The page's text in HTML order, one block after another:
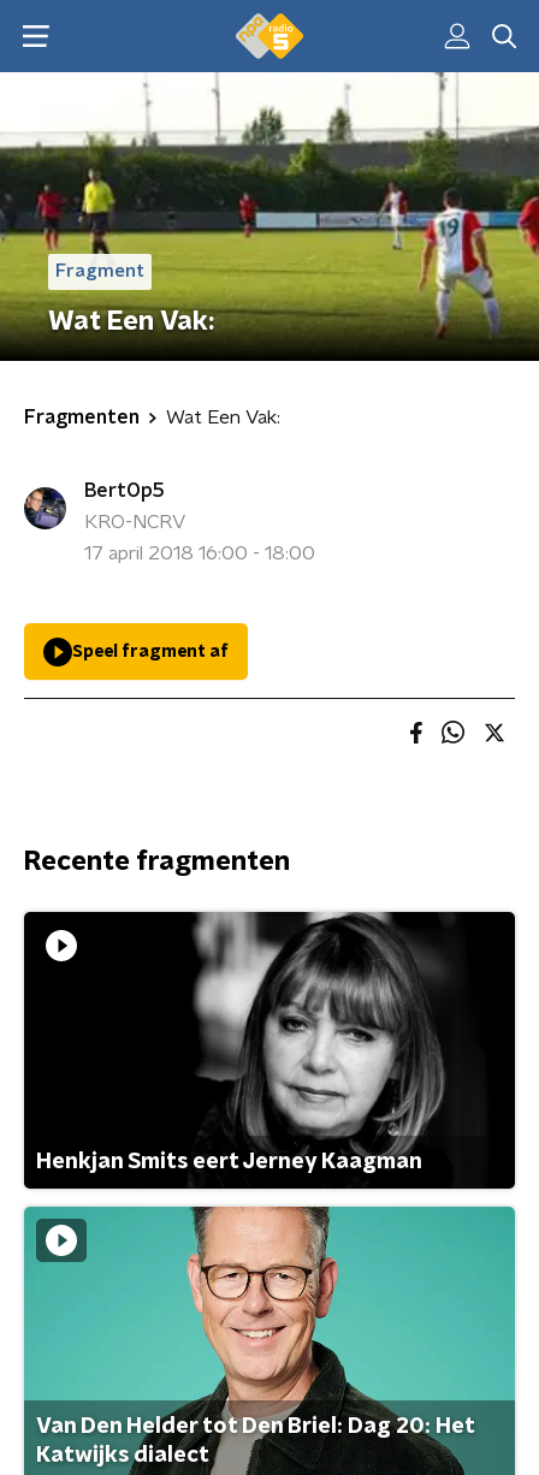
Fragment
Wat Een Vak:
Fragmenten Wat Een Vak:
BertOp5
KRO-NCRV
17 april 2018 16:00 - 18:00
Speel fragment af
Recente fragmenten
Henkjan Smits eert Jerney Kaagman
Van Den Helder tot Den Briel: Dag 20: Het
Katwijks dialect